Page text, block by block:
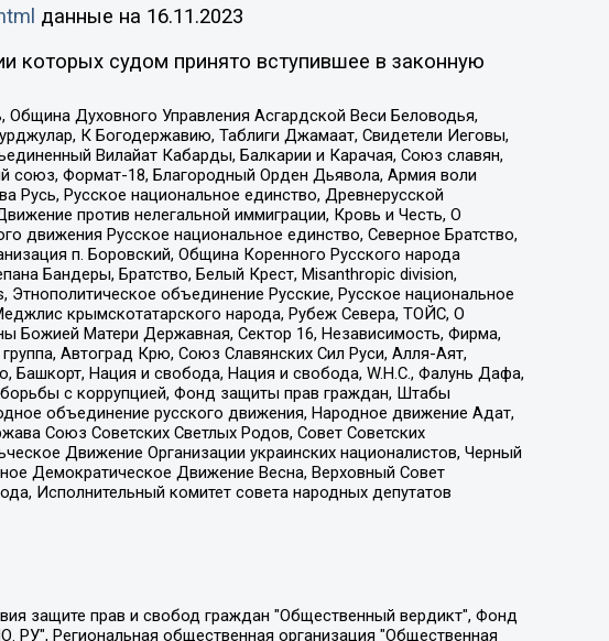
данные на 16.11.2023
которых судом принято вступившее в законную
Духовного Управления Асгардской Веси Беловодья,
К Богодержавию, Таблиги Джамаат, Свидетели Иеговы,
Вилайат Кабарды, Балкарии и Карачая, Союз славян,
союз, Формат-18, Благородный Орден Дьявола, Армия воли
Русь, Русское национальное единство, Древнерусской
против нелегальной иммиграции, Кровь и Честь, О
движения Русское национальное единство, Северное Братство,
п. Боровский, Община Коренного Русского народа
Бандеры, Братство, Белый Крест, Misanthropic division,
объединение Русские, Русское национальное
крымскотатарского народа, Рубеж Севера, ТОЙС, О
Божией Матери Державная, Сектор 16, Независимость, Фирма,
Автоград Крю, Союз Славянских Сил Руси, Алля-Аят,
Башкорт, Нация и свобода, Нация и свобода, W.H.С., Фалунь Дафа,
с коррупцией, Фонд защиты прав граждан, Штабы
объединение русского движения, Народное движение Адат,
Союз Советских Светлых Родов, Совет Советских
Движение Организации украинских националистов, Черный
Демократическое Движение Весна, Верховный Совет
Исполнительный комитет совета народных депутатов
"Чайка Белые сады", Ветошкина Валерия Валерьевна, Заговора Максим Александрович, Межрегиональное общественное движение "Российская ЛГБТ - сеть", Оленичев Максим Владимирович, Павлов Иван Юрьевич, Скворцова Елена Сергеевна, Общество с ограниченной ответственностью "Как бы инагент", Кочетков Игорь Викторович, Общество с ограниченной ответственностью "Честные выборы", Еланчик Олег Александрович, Общество с ограниченной ответственностью "Нобелевский призыв", Гималова Регина Эмилевна, Григорьев Андрей Валерьевич, Григорьева Алина Александровна, Ассоциация по содействию защите прав призывников, альтернативнослужащих и военнослужащих "Правозащитная группа "Гражданин.Армия.Право", Хисамова Регина Фаритовна, Автономная некоммерческая организация по реализации социально-правовых программ "Лилит", Дальневосточное общественное движение "Маяк", Санкт-Петербургская ЛГБТ-инициативная группа "Выход", Инициативная группа ЛГБТ+ "Реверс", Алексеев Андрей Викторович, Бекбулатова Таисия Львовна, Беляев Иван Михайлович, Владыкина Елена Сергеевна, Гельман Марат Александрович, Никульшина Вероника Юрьевна, Толоконникова Надежда Андреевна, Шендерович Виктор Анатольевич, Общество с ограниченной ответственностью "Данное сообщение", Общество с ограниченной ответственностью Издательский дом "Новая глава", Айнбиндер Александра Александровна, Московский комьюнити-центр для ЛГБТ+инициатив, Благотворительный фонд развития филантропии, Deutsche Welle (Германия, Kurt-Schumacher-Strasse 3, 53113 Bonn), Борзунова Мария Михайловна, Воробьев Виктор Викторович, Голубева Анна Львовна, Константинова Алла Михайловна, Малкова Ирина Владимировна, Мурадов Мурад Абдулгалимович, Осетинская Елизавета Николаевна, Понасенков Евгений Николаевич, Ганапольский Матвей Юрьевич, Киселев Евгений Алексеевич, Борухович Ирина Григорьевна, Дремин Иван Тимофеевич, Дубровский Дмитрий Викторович, Красноярская региональная общественная организация поддержки и развития альтернативных образовательных технологий и межкультурных коммуникаций "ИНТЕРРА", Маяковская Екатерина Алексеевна, Фейгин Марк Захарович, Филимонов Андрей Викторович, Дзугкоева Регина Николаевна, Доброхотов Роман Александрович, Дудь Юрий Александрович, Елкин Сергей Владимирович, Кругликов Кирилл Игоревич, Сабунаева Мария Леонидовна, Семенов Алексей Владимирович, Шаинян Карен Багратович, Шульман Екатерина Михайловна, Асафьев Артур Валерьевич, Вахштайн Виктор Семенович, Венедиктов Алексей Алексеевич, Лушникова Екатерина Евгеньевна, Волков Леонид Михайлович, Невзоров Александр Глебович, Пархоменко Сергей Борисович, Сироткин Ярослав Николаевич, Кара-Мурза Владимир Владимирович, Баранова Наталья Владимировна, Гозман Леонид Яковлевич, Кагарлицкий Борис Юльевич, Климарев Михаил Валерьевич, Милов Владимир Станиславович, Автономная некоммерческая организация Краснодарский центр современного искусства "Типография", Моргенштерн Алишер Тагирович, Соболь Любовь Эдуардовна, Общество с ограниченной ответственностью "ЛИЗА НОРМ", Каспаров Гарри Кимович, Ходорковский Михаил Борисович, Общество с ограниченной ответственностью "Апрельские тезисы", Данилович Ирина Брониславовна, Кашин Олег Владимирович, Петров Николай Владимирович, Пивоваров Алексей Владимирович, Соколов Михаил Владимирович, Цветкова Юлия Владимировна, Чичваркин Евгений Александрович, Комитет против пыток/Команда против пыток, Общество с ограниченной ответственностью "Первый научный", Общество с ограниченной ответственностью "Вертолет и ко", Белоцерковская Вероника Борисовна, Кац Максим Евгеньевич, Лазарева Татьяна Юрьевна, Шаведдинов Руслан Табризович, Яшин Илья Валерьевич, Общество с ограниченной ответственностью "Иноагент ААВ", Алешковский Дмитрий Петрович, Альбац Евгения Марковна, Быков Дмитрий Львович, Галямина Юлия Евгеньевна, Лойко Сергей Леонидович, Мартынов Кирилл Константинович, Медведев Сергей Александрович, Крашенинников Федор Геннадиевич, Гордеева Катерина Вл